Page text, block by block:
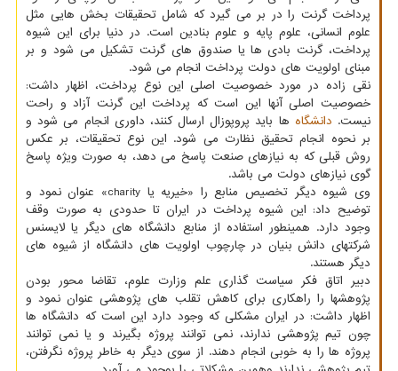
پرداخت گرنت را در بر می گیرد که شامل تحقیقات بخش هایی مثل
علوم انسانی، علوم پایه و علوم بنادین است. در دنیا برای این شیوه
پرداخت، گرنت بادی ها یا صندوق های گرنت تشکیل می شود و بر
مبنای اولویت های دولت پرداخت انجام می شود.
نقی زاده در مورد خصوصیت اصلی این نوع پرداخت، اظهار داشت:
خصوصیت اصلی آنها این است که پرداخت این گرنت آزاد و راحت
نیست. دانشگاه ها باید پروپوزال ارسال کنند، داوری انجام می شود و
بر نحوه انجام تحقیق نظارت می شود. این نوع تحقیقات، بر عکس
روش قبلی که به نیازهای صنعت پاسخ می دهد، به صورت ویژه پاسخ
گوی نیازهای دولت می باشد.
وی شیوه دیگر تخصیص منابع را «خیریه یا charity» عنوان نمود و
توضیح داد: این شیوه پرداخت در ایران تا حدودی به صورت وقف
وجود دارد. همینطور استفاده از منابع دانشگاه های دیگر یا لایسنس
شرکتهای دانش بنیان در چارچوب اولویت های دانشگاه از شیوه های
دیگر هستند.
دبیر اتاق فکر سیاست گذاری علم وزارت علوم، تقاضا محور بودن
پژوهشها را راهکاری برای کاهش تقلب های پژوهشی عنوان نمود و
اظهار داشت: در ایران مشکلی که وجود دارد این است که دانشگاه ها
چون تیم پژوهشی ندارند، نمی توانند پروژه بگیرند و یا نمی توانند
پروژه ها را به خوبی انجام دهند. از سوی دیگر به خاطر پروژه نگرفتن،